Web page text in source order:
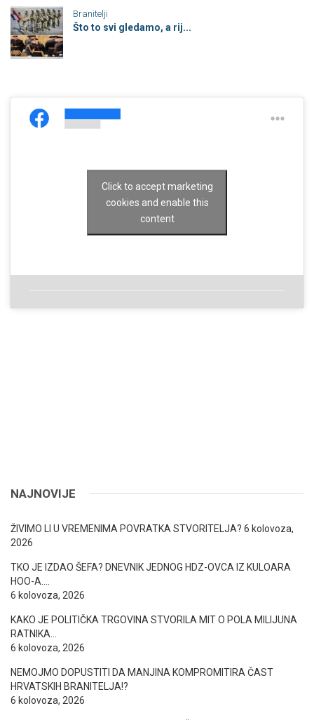
Branitelji
Što to svi gledamo, a rij...
Click to accept marketing
cookies and enable this
content
NAJNOVIJE
ŽIVIMO LI U VREMENIMA POVRATKA STVORITELJA? 6 kolovoza,
2026
TKO JE IZDAO ŠEFA? DNEVNIK JEDNOG HDZ-OVCA IZ KULOARA
HOO-A….
6 kolovoza, 2026
KAKO JE POLITIČKA TRGOVINA STVORILA MIT O POLA MILIJUNA
RATNIKA…
6 kolovoza, 2026
NEMOJMO DOPUSTITI DA MANJINA KOMPROMITIRA ČAST
HRVATSKIH BRANITELJA!?
6 kolovoza, 2026